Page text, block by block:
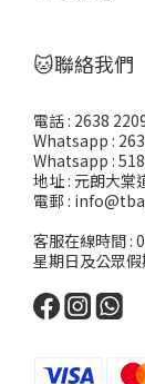
🐱聯絡我們
電話 : 2638
Whatsapp :
Whatsapp :
地址 : 元朗大棠
電郵 :
客服在線時間 :
星期日及公眾